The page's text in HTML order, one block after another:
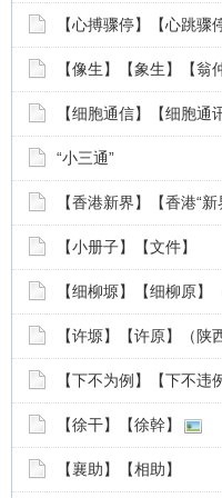
【心搏骤停】【心跳骤
【像生】【象生】【翁
【细胞通信】【细胞通
“小三通”
【香港新界】【香港“新
【小册子】【文件】
【细柳塬】【细柳原】
【许塬】【许原】（陕
【下不为例】【下不违
【徐干】【徐幹】
【襄助】【相助】